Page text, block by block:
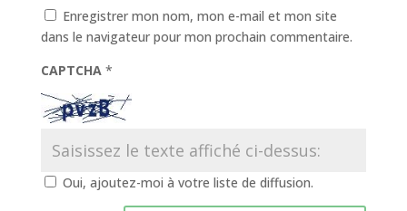
Enregistrer mon nom, mon e-mail et mon site
dans le navigateur pour mon prochain commentaire.
CAPTCHA *
Oui, ajoutez-moi à votre liste de diffusion.